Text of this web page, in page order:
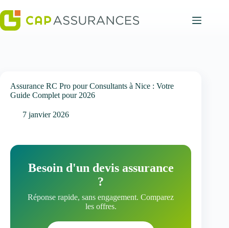
au
contenu
Assurance RC Pro pour Consultants à Nice : Votre
Guide Complet pour 2026
7 janvier 2026
Besoin d'un devis assurance
?
Réponse rapide, sans engagement. Comparez
les offres.